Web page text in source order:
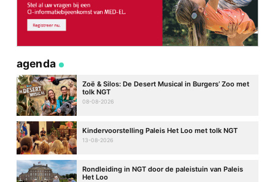
agenda
Zoë & Silos: De Desert Musical in Burgers’ Zoo met
tolk NGT
08-08-2026
Kindervoorstelling Paleis Het Loo met tolk NGT
13-08-2026
Rondleiding in NGT door de paleistuin van Paleis
Het Loo